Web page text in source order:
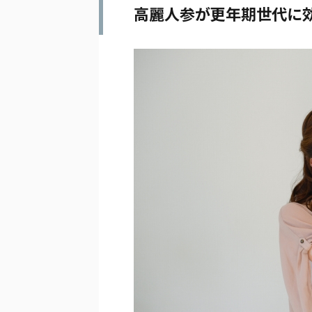
高麗人参が更年期世代に